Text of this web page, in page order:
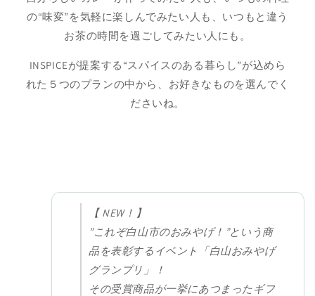
の“味変”を気軽に楽しんでみたい人も、いつもと違う
お茶の時間を過ごしてみたい人にも。
INSPICEが提案する“スパイスのある暮らし”が込めら
れた５つのプランの中から、お好きなものを選んでく
ださいね。
【 NEW！】
”これぞ白山市のおみやげ！”という商
品を表彰するイベント「白山おみやげ
グランプリ」！
その受賞商品が一挙にあつまったギフ